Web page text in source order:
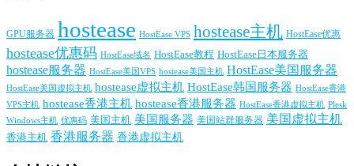
GPU服务器 hostease HostEase VPS hostease主机 HostEase优惠
hostease优惠码 HostEase域名 HostEase教程 HostEase日本服务器
hostease服务器 HostEase美国VPS hostease美国主机 HostEase美国服务器
HostEase美国虚拟主机 hostease虚拟主机 HostEase韩国服务器 HostEase香港
VPS主机 hostease香港主机 hostease香港服务器 HostEase香港虚拟主机 Plesk
Windows主机 优惠码 美国主机 美国服务器 美国站群服务器 美国虚拟主机
香港主机 香港服务器 香港虚拟主机